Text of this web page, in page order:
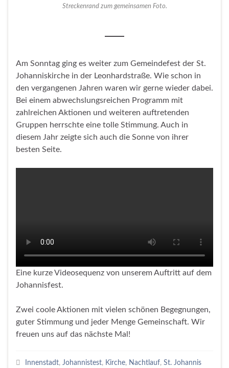
Streckenrand zum gemeinsamen Foto.
Am Sonntag ging es weiter zum Gemeindefest der St.
Johanniskirche in der Leonhardstraße. Wie schon in
den vergangenen Jahren waren wir gerne wieder dabei.
Bei einem abwechslungsreichen Programm mit
zahlreichen Aktionen und weiteren auftretenden
Gruppen herrschte eine tolle Stimmung. Auch in
diesem Jahr zeigte sich auch die Sonne von ihrer
besten Seite.
Eine kurze Videosequenz von unserem Auftritt auf dem
Johannisfest.
Zwei coole Aktionen mit vielen schönen Begegnungen,
guter Stimmung und jeder Menge Gemeinschaft. Wir
freuen uns auf das nächste Mal!
Innenstadt, Johannistest, Kirche, Nachtlauf, St. Johannis